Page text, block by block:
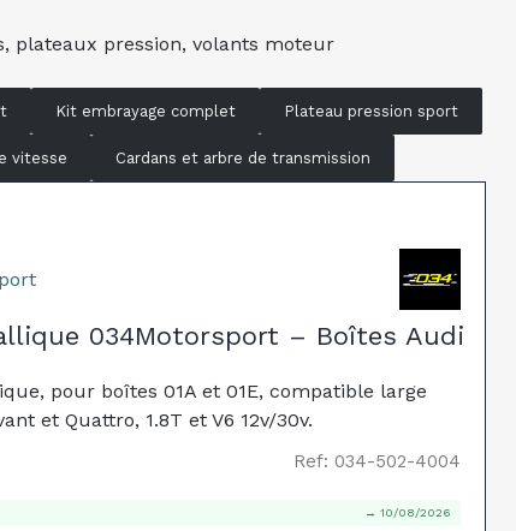
plateaux pression, volants moteur
Kit embrayage complet Plateau pression sport
vitesse Cardans et arbre de transmission
034Motorsport – Boîtes Audi
pour boîtes 01A et 01E, compatible large
et Quattro, 1.8T et V6 12v/30v.
Ref: 034-502-4004
→ 10/08/2026